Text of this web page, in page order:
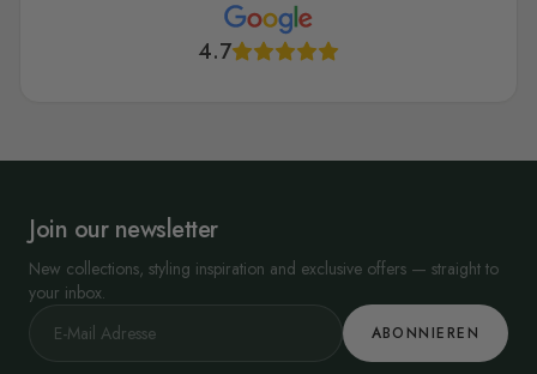
4.7
Join our newsletter
New collections, styling inspiration and exclusive offers — straight to
your inbox.
ABONNIEREN